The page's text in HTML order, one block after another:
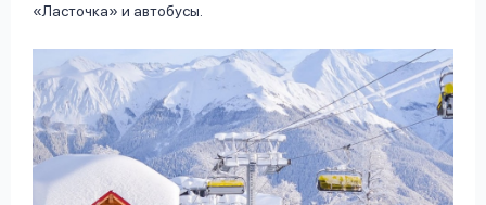
«Ласточка» и автобусы.